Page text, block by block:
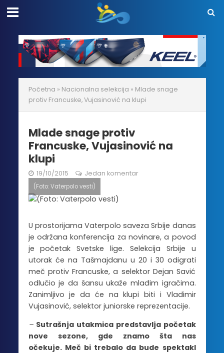
Početna » Nacionalna selekcija » Mlade snage
protiv Francuske, Vujasinović na klupi
Mlade snage protiv
Francuske, Vujasinović na
klupi
19/10/2015 Jedan komentar
(Foto: Vaterpolo vesti)
U prostorijama Vaterpolo saveza Srbije danas
je održana konferencija za novinare, a povod
je početak Svetske lige. Selekcija Srbije u
utorak će na Tašmajdanu u 20 i 30 odigrati
meč protiv Francuske, a selektor Dejan Savić
odlučio je da šansu ukaže mlađim igračima.
Zanimljivo je da će na klupi biti i Vladimir
Vujasinović, selektor juniorske reprezentacije.
– Sutrašnja utakmica predstavlja početak
nove sezone, gde znamo šta nas
očekuje. Meč bi trebalo da bude spektakl